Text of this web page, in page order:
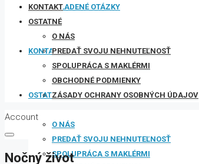
ČASTO KLADENÉ OTÁZKY
KONTAKT
OSTATNÉ
O NÁS
PREDAŤ SVOJU NEHNUTEĽNOSŤ
SPOLUPRÁCA S MAKLÉRMI
KONTAKT
OSTATNÉ
O NÁS
PREDAŤ SVOJU NEHNUTEĽNOSŤ
SPOLUPRÁCA S MAKLÉRMI
OBCHODNÉ PODMIENKY
ZÁSADY OCHRANY OSOBNÝCH ÚDAJOV
Account
Nočný život